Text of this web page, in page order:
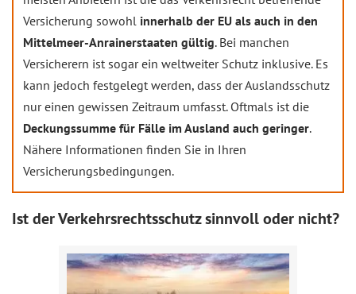
Versicherung sowohl innerhalb der EU als auch in den
Mittelmeer-Anrainerstaaten gültig. Bei manchen
Versicherern ist sogar ein weltweiter Schutz inklusive. Es
kann jedoch festgelegt werden, dass der Auslandsschutz
nur einen gewissen Zeitraum umfasst. Oftmals ist die
Deckungssumme für Fälle im Ausland auch geringer.
Nähere Informationen finden Sie in Ihren
Versicherungsbedingungen.
Ist der Verkehrsrechtsschutz sinnvoll oder nicht?